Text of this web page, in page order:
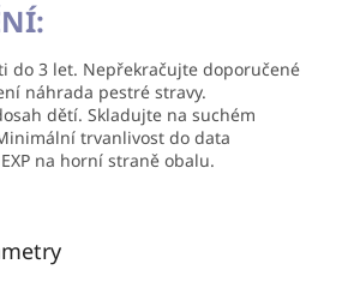
do 3 let. Nepřekračujte doporučené
náhrada pestré stravy.
dětí. Skladujte na suchém
trvanlivost do data
na horní straně obalu.